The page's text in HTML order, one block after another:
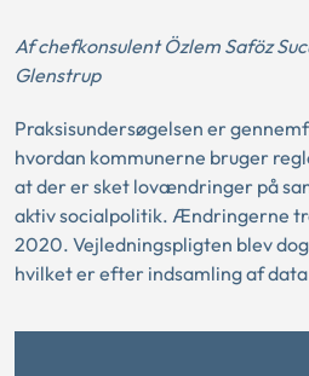
Af chefkonsulent Özlem Saföz
Glenstrup
Praksisundersøgelsen er
hvordan kommunerne bruger
at der er sket lovændringer på
aktiv socialpolitik. Ændringerne
2020. Vejledningspligten blev
hvilket er efter indsamling af